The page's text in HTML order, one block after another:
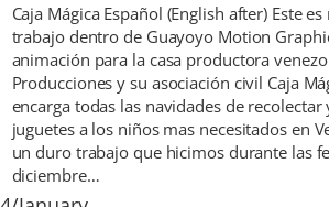
Caja Mágica Español (English after) Este
trabajo dentro de Guayoyo Motion
animación para la casa productora
Producciones y su asociación civil Caja
encarga todas las navidades de recolectar
juguetes a los niños mas necesitados en
un duro trabajo que hicimos durante las
diciembre…